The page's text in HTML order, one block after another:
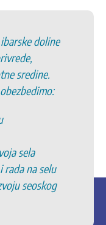
doline
sredine.
sela
rada na selu
seoskog